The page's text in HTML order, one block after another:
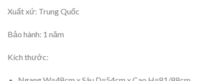
Xuất xứ: Trung Quốc
Bảo hành: 1 năm
Kích thước: